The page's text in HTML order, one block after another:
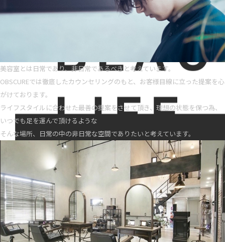
美容室とは日常であり、非日常であるべきと考えています。
OBSCUREでは徹底したカウンセリングのもと、お客様目線に立った提案を心
がけております。
ライフスタイルに合わせた最善の提案をさせて頂き、理想の状態を保つ為、
いつでも足を運んで頂けるような
そんな場所、日常の中の非日常な空間でありたいと考えています。